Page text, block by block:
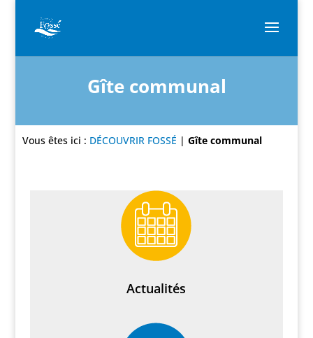
Gîte communal
Vous êtes ici : DÉCOUVRIR FOSSÉ |Gîte communal
Actualités